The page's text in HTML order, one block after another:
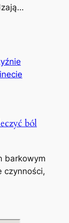
ból
barkowym
czynności,